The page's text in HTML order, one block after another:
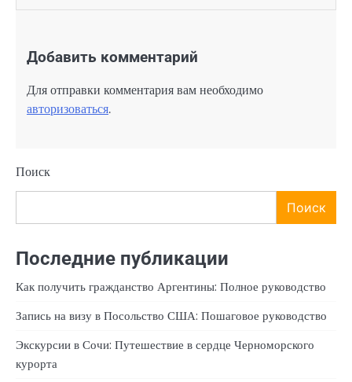
Добавить комментарий
Для отправки комментария вам необходимо
авторизоваться.
Поиск
Поиск
Последние публикации
Как получить гражданство Аргентины: Полное руководство
Запись на визу в Посольство США: Пошаговое руководство
Экскурсии в Сочи: Путешествие в сердце Черноморского
курорта